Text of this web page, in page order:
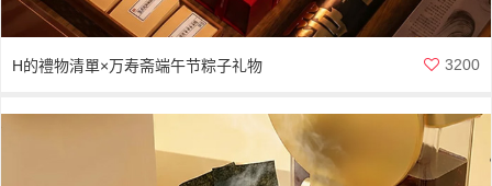
H的禮物清單×万寿斋端午节粽子礼物 3200